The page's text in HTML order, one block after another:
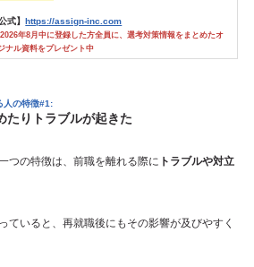
公式】https://assign-inc.com
年8月中に登録した方全員に、選考対策情報をまとめたオ
ナル資料をプレゼント中
人の特徴#1:
たりトラブルが起きた
つの特徴は、前職を離れる際に トラブルや対立
ていると、再就職後にもその影響が及びやすく